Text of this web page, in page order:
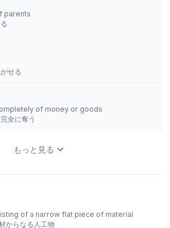
parents
せる
of money or goods
全に奪う
もっと見る
of a narrow flat piece of material
からなる人工物